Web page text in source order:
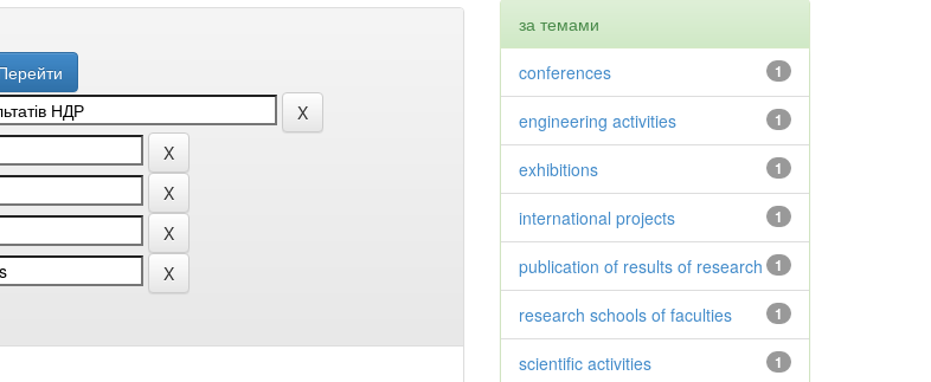
за темами
1
conferences
1
engineering activities
1
exhibitions
1
international projects
1
publication of results of research
1
research schools of faculties
1
scientific activities